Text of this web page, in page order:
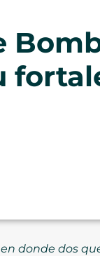
donde dos